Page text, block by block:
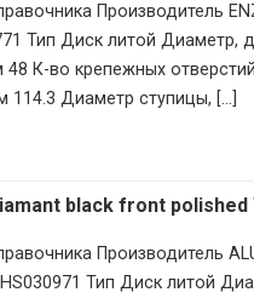
Производитель
Тип Диск литой Диаметр,
К-во крепежных
Диаметр ступицы, [...]
black front polished
Производитель
Тип Диск литой